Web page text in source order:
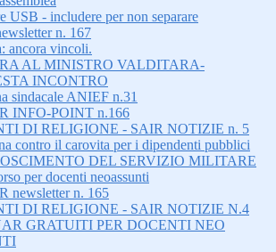
USB - includere per non separare
n. 167
ancora vincoli.
AL MINISTRO VALDITARA-
INCONTRO
sindacale ANIEF n.31
INFO-POINT n.166
DI RELIGIONE - SAIR NOTIZIE n. 5
contro il carovita per i dipendenti pubblici
DEL SERVIZIO MILITARE
per docenti neoassunti
newsletter n. 165
DI RELIGIONE - SAIR NOTIZIE N.4
GRATUITI PER DOCENTI NEO